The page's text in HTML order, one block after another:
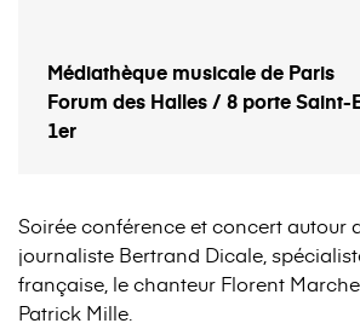
Médiathèque musicale de Paris
Forum des Halles / 8 porte Saint-
1er
Soirée conférence et concert autour
journaliste Bertrand Dicale,
française, le chanteur Florent
Patrick Mille.